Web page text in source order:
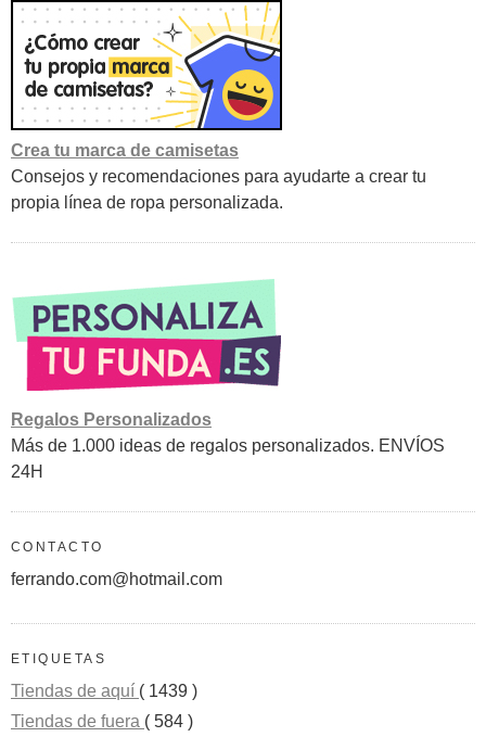
Crea tu marca de camisetas
Consejos y recomendaciones para ayudarte a crear tu
propia línea de ropa personalizada.
Regalos Personalizados
Más de 1.000 ideas de regalos personalizados. ENVÍOS
24H
CONTACTO
ferrando.com@hotmail.com
ETIQUETAS
Tiendas de aquí ( 1439 )
Tiendas de fuera ( 584 )